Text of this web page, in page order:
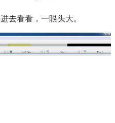
去看看，一眼头大。